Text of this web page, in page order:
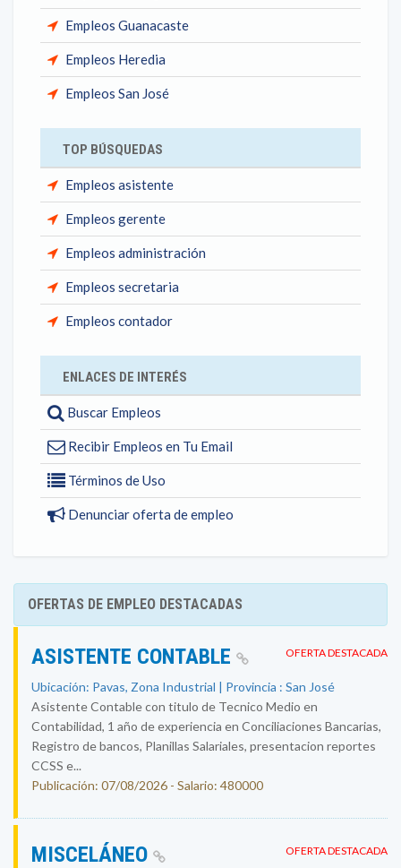
Empleos Guanacaste
Empleos Heredia
Empleos San José
TOP BÚSQUEDAS
Empleos asistente
Empleos gerente
Empleos administración
Empleos secretaria
Empleos contador
ENLACES DE INTERÉS
Buscar Empleos
Recibir Empleos en Tu Email
Términos de Uso
Denunciar oferta de empleo
OFERTAS DE EMPLEO DESTACADAS
OFERTA DESTACADA
ASISTENTE CONTABLE
Ubicación: Pavas, Zona Industrial | Provincia : San José
Asistente Contable con titulo de Tecnico Medio en
Contabilidad, 1 año de experiencia en Conciliaciones Bancarias,
Registro de bancos, Planillas Salariales, presentacion reportes
CCSS e...
Publicación: 07/08/2026 - Salario: 480000
OFERTA DESTACADA
MISCELÁNEO